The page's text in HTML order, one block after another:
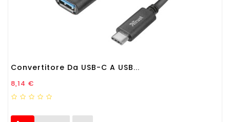
Convertitore Da USB-C A USB...
Prezzo
8,14 €